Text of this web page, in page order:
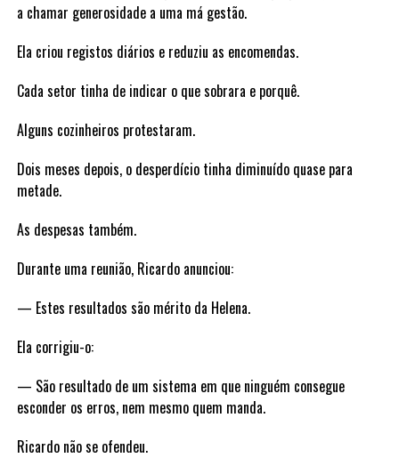
a chamar generosidade a uma má gestão.
Ela criou registos diários e reduziu as encomendas.
Cada setor tinha de indicar o que sobrara e porquê.
Alguns cozinheiros protestaram.
Dois meses depois, o desperdício tinha diminuído quase para
metade.
As despesas também.
Durante uma reunião, Ricardo anunciou:
— Estes resultados são mérito da Helena.
Ela corrigiu-o:
— São resultado de um sistema em que ninguém consegue
esconder os erros, nem mesmo quem manda.
Ricardo não se ofendeu.